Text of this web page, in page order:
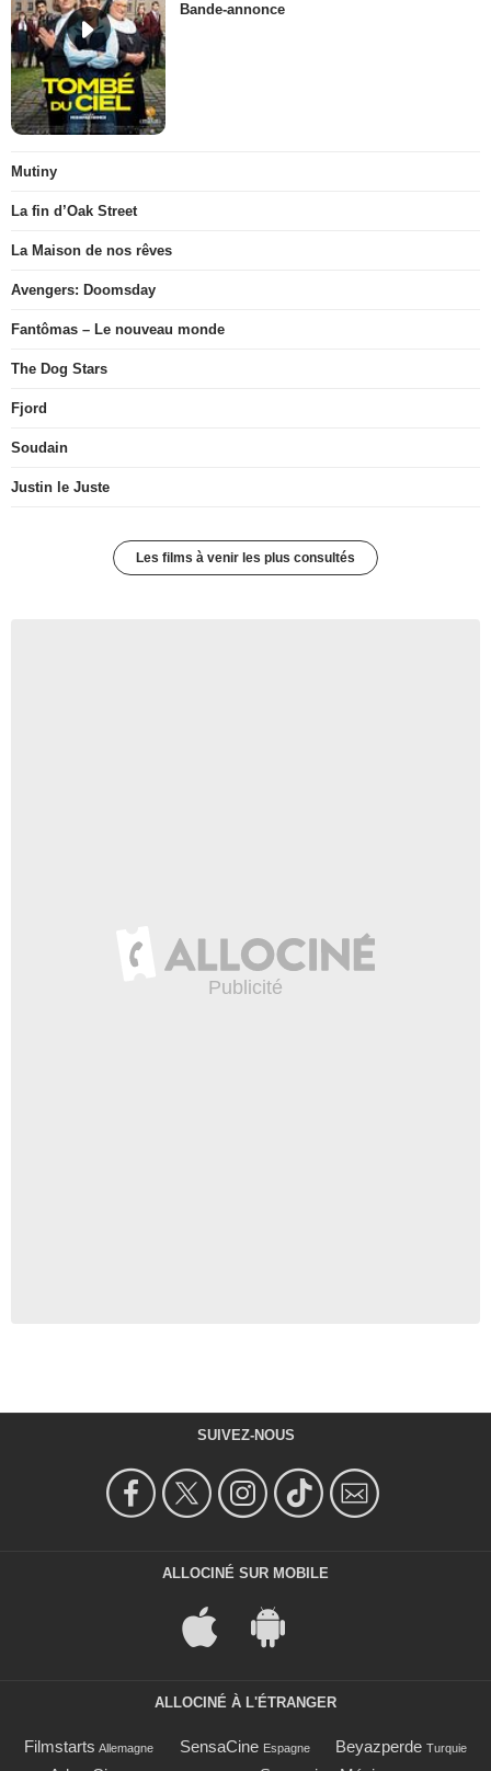
Bande-annonce
Mutiny
La fin d’Oak Street
La Maison de nos rêves
Avengers: Doomsday
Fantômas – Le nouveau monde
The Dog Stars
Fjord
Soudain
Justin le Juste
Les films à venir les plus consultés
SUIVEZ-NOUS
ALLOCINÉ SUR MOBILE
ALLOCINÉ À L'ÉTRANGER
Filmstarts Allemagne SensaCine Espagne Beyazperde Turquie